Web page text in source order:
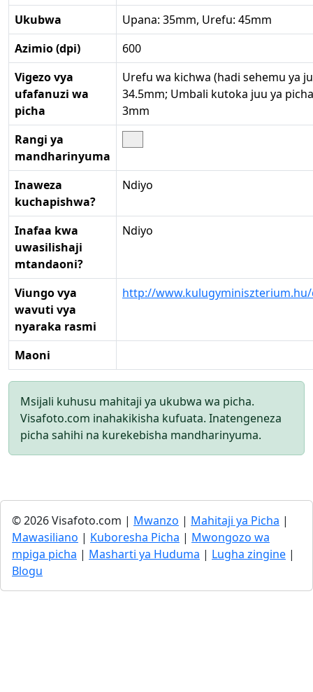
Ukubwa
Upana: 35mm, Urefu: 45mm
Azimio (dpi)
600
Vigezo vya
ufafanuzi wa
picha
Urefu wa kichwa (hadi sehemu ya
34.5mm; Umbali kutoka juu ya
3mm
Rangi ya
mandharinyuma
Inaweza
kuchapishwa?
Ndiyo
Inafaa kwa
uwasilishaji
mtandaoni?
Ndiyo
Viungo vya
wavuti vya
nyaraka rasmi
http://
Maoni
Msijali kuhusu mahitaji ya ukubwa wa picha.
Visafoto.com inahakikisha kufuata. Inatengeneza
picha sahihi na kurekebisha mandharinyuma.
© 2026 Visafoto.com | Mwanzo | Mahitaji ya Picha |
Mawasiliano | Kuboresha Picha | Mwongozo wa
mpiga picha | Masharti ya Huduma | Lugha zingine |
Blogu